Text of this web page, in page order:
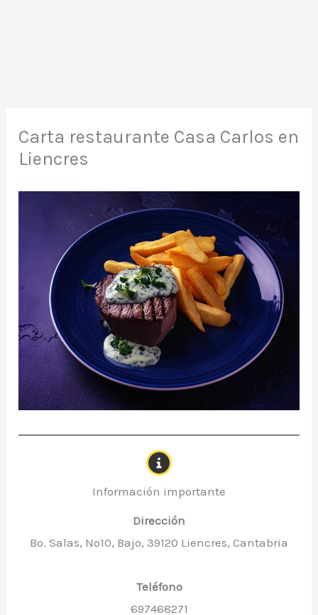
Carta restaurante Casa Carlos en
Liencres
Información importante
Dirección
Bo. Salas, Nº10, Bajo, 39120 Liencres, Cantabria
Teléfono
697468271